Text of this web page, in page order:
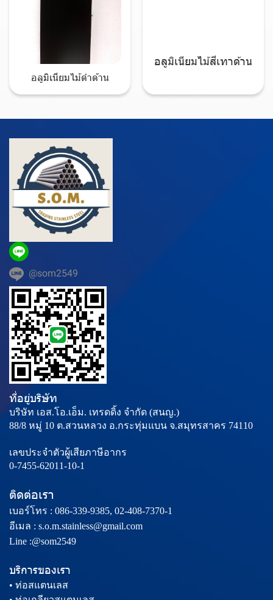
อลูมิเนียมไม้ดำด้าน
@som2549
ที่อยู่บริษัท
บริษัท เอส.โอ.เอ็ม. เทรดดิ้ง จำกัด (สนญ.)
88/8 หมู่ 10 ต.สวนหลวง อ.กระทุ่มแบน จ.สมุทรสาคร 74110
เลขประจำตัวผู้เสียภาษีอากร
0-7455-62011-10-1
ติดต่อเรา
เบอร์โทร : 086-339-9385, 02-408-7370-1
อีเมล : s.o.m.stainless@gmail.com
Line :@som2549
บริการของเรา
• ท่อสแตนเลส